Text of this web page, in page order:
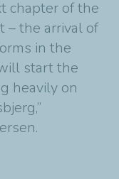
chapter of the
– the arrival of
in the
start the
heavily on